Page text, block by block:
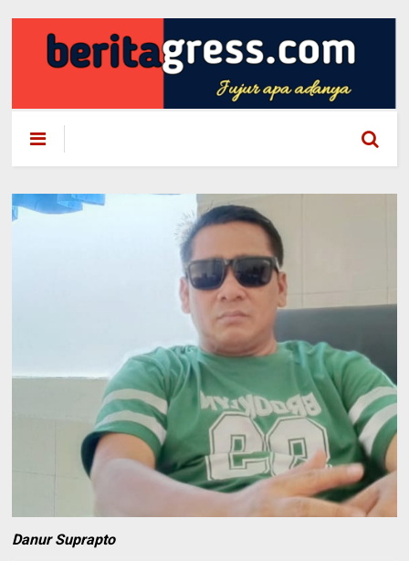
Danur Suprapto